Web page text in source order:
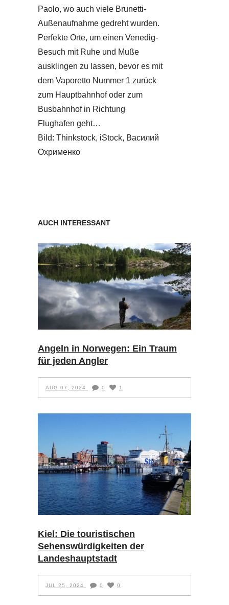
Paolo, wo auch viele Brunetti-
Außenaufnahme gedreht wurden.
Perfekte Orte, um einen Venedig-
Besuch mit Ruhe und Muße
ausklingen zu lassen, bevor es mit
dem Vaporetto Nummer 1 zurück
zum Hauptbahnhof oder zum
Busbahnhof in Richtung
Flughafen geht…
Bild: Thinkstock, iStock, Василий
Охрименко
AUCH INTERESSANT
Angeln in Norwegen: Ein Traum
für jeden Angler
AUG 07, 2024 0 1
Kiel: Die touristischen
Sehenswürdigkeiten der
Landeshauptstadt
JUL 25, 2024 0 0